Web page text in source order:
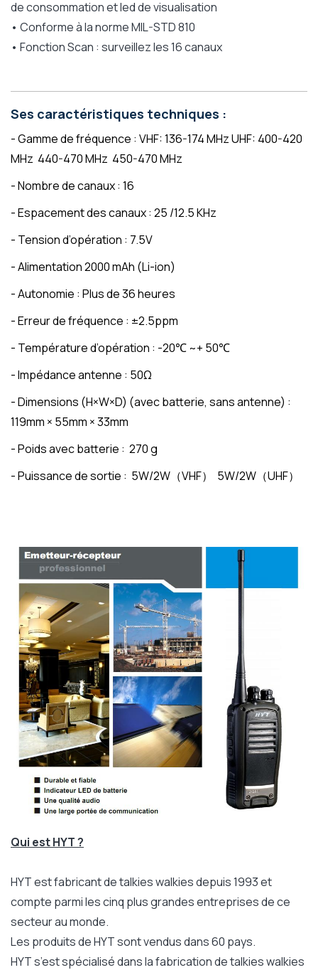
de consommation et led de visualisation
• Conforme à la norme MIL-STD 810
• Fonction Scan : surveillez les 16 canaux
Ses caractéristiques techniques :
- Gamme de fréquence : VHF: 136-174 MHz UHF: 400-420
MHz 440-470 MHz 450-470 MHz
- Nombre de canaux : 16
- Espacement des canaux : 25 /12.5 KHz
- Tension d’opération : 7.5V
- Alimentation 2000 mAh (Li-ion)
- Autonomie : Plus de 36 heures
- Erreur de fréquence : ±2.5ppm
- Température d’opération : -20℃~+ 50℃
- Impédance antenne : 50Ω
- Dimensions (H×W×D) (avec batterie, sans antenne) :
119mm × 55mm × 33mm
- Poids avec batterie : 270 g
- Puissance de sortie : 5W/2W （VHF） 5W/2W （UHF）
Qui est HYT ?
HYT est fabricant de talkies walkies depuis 1993 et
compte parmi les cinq plus grandes entreprises de ce
secteur au monde.
Les produits de HYT sont vendus dans 60 pays.
HYT s’est spécialisé dans la fabrication de talkies walkies